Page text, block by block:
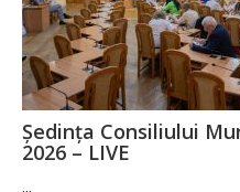
Ședința Consiliului
2026 – LIVE
...